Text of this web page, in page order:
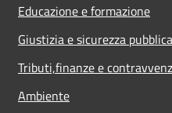
Educazione e formazione
Giustizia e sicurezza pubblica
Tributi,finanze e
Ambiente